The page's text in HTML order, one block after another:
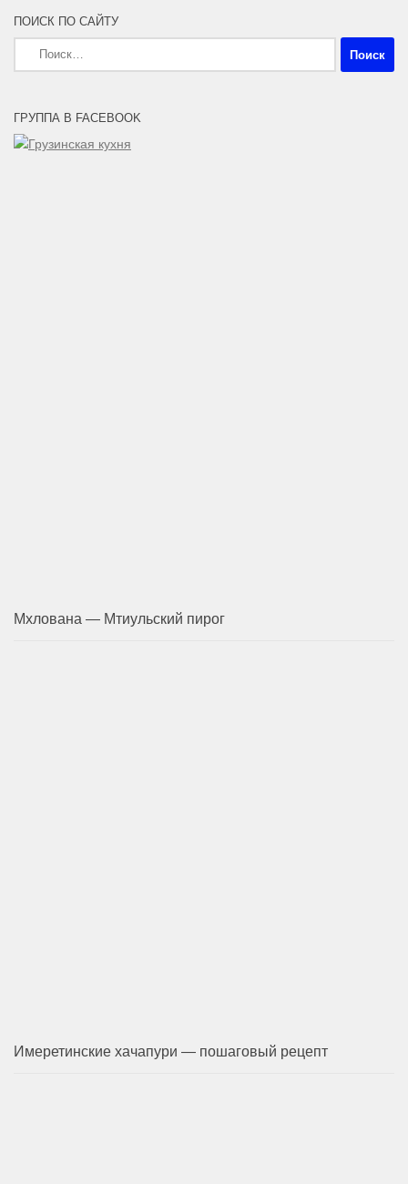
ПОИСК ПО САЙТУ
Найти:
ГРУППА В FACEBOOK
Мхлована — Мтиульский пирог
Имеретинские хачапури — пошаговый рецепт